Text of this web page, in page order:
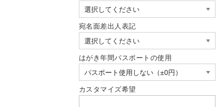
宛名面差出人表記
はがき年間パスポートの使用
カスタマイズ希望